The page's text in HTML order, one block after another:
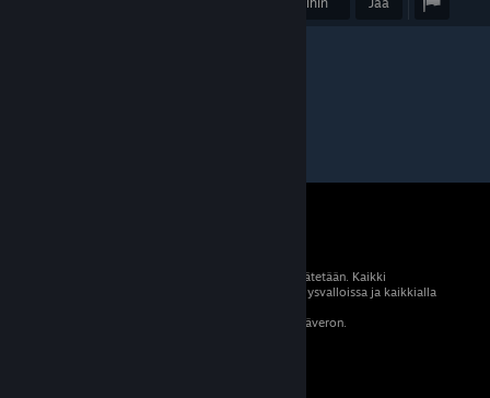
© 2026 Valve Corporation. Kaikki oikeudet pidätetään. Kaikki
tavaramerkit ovat omistajiensa omaisuutta Yhdysvalloissa ja kaikkialla
Kaikki hinnat sisältävät asiaankuuluvan arvonlisäveron.